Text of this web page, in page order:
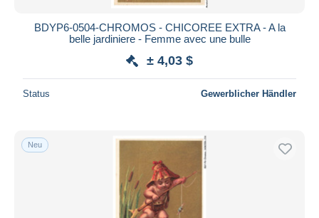
Maestro
Gesamte Auswahl aufheben
Wohnsitz des Verkäufers
Übernehmen
BDYP6-0504-CHROMOS - CHICOREE EXTRA - A la
belle jardiniere - Femme avec une bulle
± 4,03 $
Status Gewerblicher Händler
Neu